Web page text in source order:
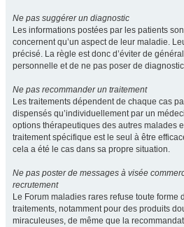
Ne pas suggérer un diagnostic
Les informations postées par les patients
concernent qu’un aspect de leur maladie.
précisé. La règle est donc d’éviter de
personnelle et de ne pas poser de
Ne pas recommander un traitement
Les traitements dépendent de chaque cas
dispensés qu’individuellement par un
options thérapeutiques des autres malades
traitement spécifique est le seul à être
cela a été le cas dans sa propre situation.
Ne pas poster de messages à visée
recrutement
Le Forum maladies rares refuse toute forme
traitements, notamment pour des produits
miraculeuses, de même que la